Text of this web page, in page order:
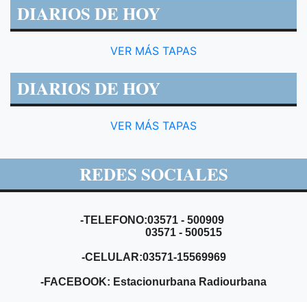
DIARIOS DE HOY
VER MÁS TAPAS
DIARIOS DE HOY
VER MÁS TAPAS
REDES SOCIALES
-TELEFONO:03571 - 500909
03571 - 500515
-CELULAR:03571-15569969
-FACEBOOK: Estacionurbana Radiourbana